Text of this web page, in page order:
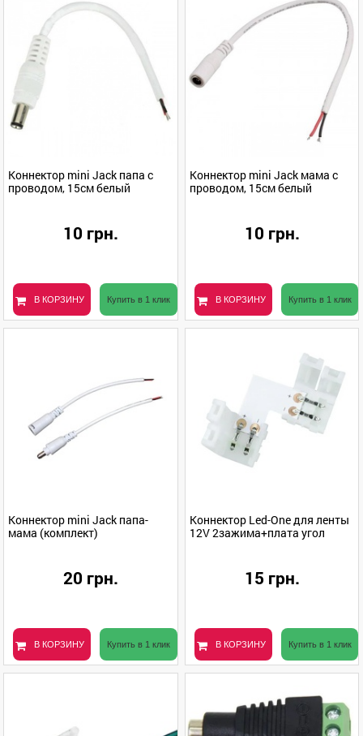
Коннектор mini Jack папа с
проводом, 15см белый
10 грн.
В КОРЗИНУ Купить в 1 клик
Коннектор mini Jack мама с
проводом, 15см белый
10 грн.
В КОРЗИНУ Купить в 1 клик
Коннектор mini Jack папа-
мама (комплект)
20 грн.
В КОРЗИНУ Купить в 1 клик
Коннектор Led-One для ленты
12V 2зажима+плата угол
15 грн.
В КОРЗИНУ Купить в 1 клик